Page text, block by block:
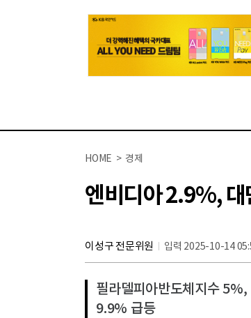
HOME > 경제
엔비디아 2.9%, 대
이성구 전문위원 입력 2025-10-14
필라델피아반도체지수
9.9% 급등